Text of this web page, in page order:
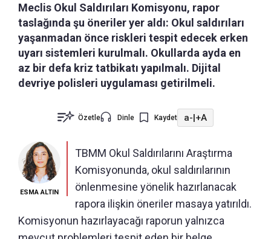
Meclis Okul Saldırıları Komisyonu, rapor
taslağında şu öneriler yer aldı: Okul saldırıları
yaşanmadan önce riskleri tespit edecek erken
uyarı sistemleri kurulmalı. Okullarda ayda en
az bir defa kriz tatbikatı yapılmalı. Dijital
devriye polisleri uygulaması getirilmeli.
Özetle Dinle Kaydet a-|+A
ESMA ALTIN
TBMM Okul Saldırılarını Araştırma
Komisyonunda, okul saldırılarının
önlenmesine yönelik hazırlanacak
rapora ilişkin öneriler masaya yatırıldı.
Komisyonun hazırlayacağı raporun yalnızca